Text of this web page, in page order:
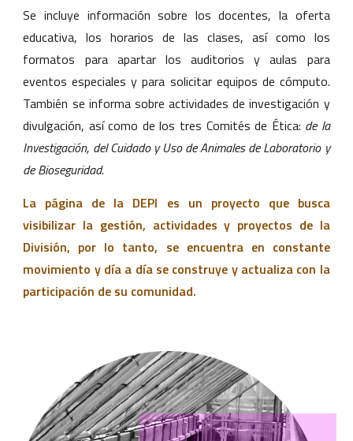
Se incluye información sobre los docentes, la oferta
educativa, los horarios de las clases, así como los
formatos para apartar los auditorios y aulas para
eventos especiales y para solicitar equipos de cómputo.
También se informa sobre actividades de investigación y
divulgación, así como de los tres Comités de Ética: de la
Investigación, del Cuidado y Uso de Animales de Laboratorio y
de Bioseguridad.
La página de la DEPI es un proyecto que busca
visibilizar la gestión, actividades y proyectos de la
División, por lo tanto, se encuentra en constante
movimiento y día a día se construye y actualiza con la
participación de su comunidad.